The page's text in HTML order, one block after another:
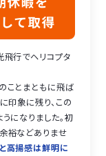
飛行でヘリコプタ
ことまともに飛ば
印象に残り、この
になりました。初
裕などありませ
高揚感は鮮明に